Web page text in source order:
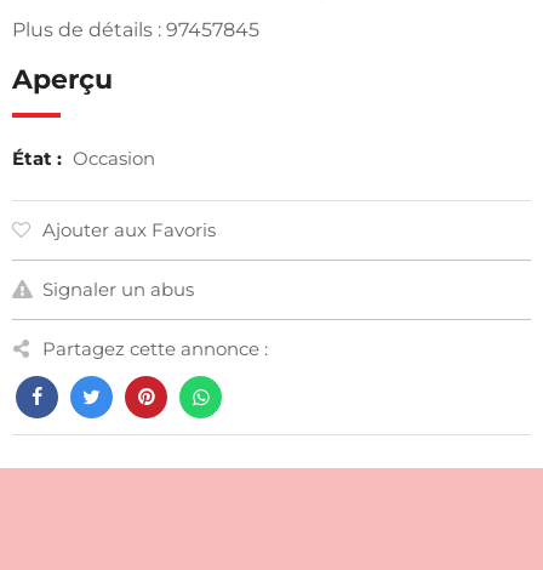
Plus de détails : 97457845
Aperçu
État : Occasion
Ajouter aux Favoris
Signaler un abus
Partagez cette annonce :